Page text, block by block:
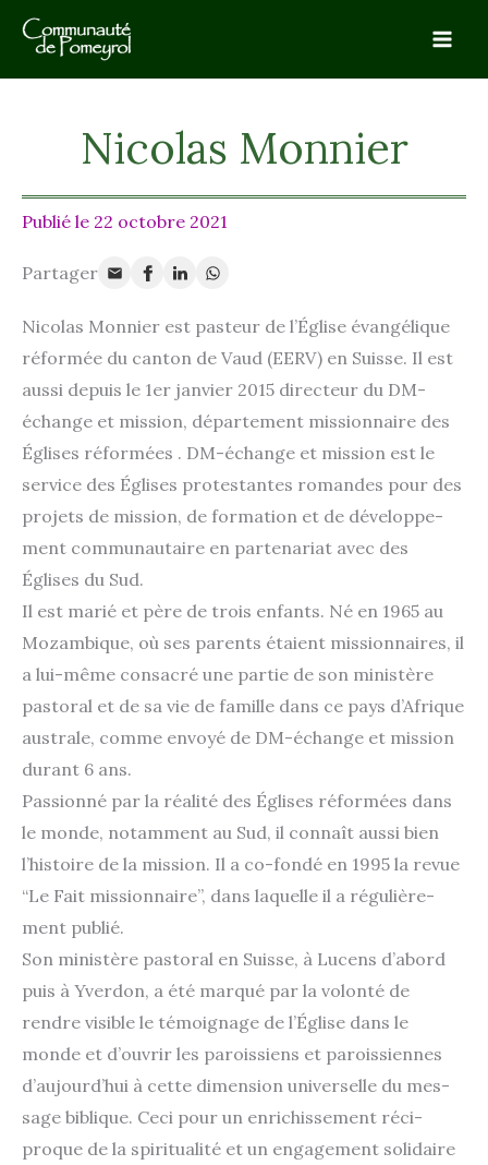
Aller
contenu
Nicolas Monnier
22 octobre 2021
Nicolas Monnier est pas­teur de l’Église évan­gé­lique
réfor­mée du can­ton de Vaud (EERV) en Suisse. Il est
aus­si depuis le 1er jan­vier 2015 direc­teur du DM-
échange et mis­sion, dépar­te­ment mis­sion­naire des
Églises réfor­mées . DM-échange et mis­sion est le
ser­vice des Églises pro­tes­tantes romandes pour des
pro­jets de mis­sion, de for­ma­tion et de déve­lop­pe­
ment com­mu­nau­taire en par­te­na­riat avec des
Églises du Sud.
Il est marié et père de trois enfants. Né en 1965 au
Mozambique, où ses parents étaient mis­sion­naires, il
a lui-même consa­cré une par­tie de son minis­tère
pas­to­ral et de sa vie de famille dans ce pays d’Afrique
aus­trale, comme envoyé de DM-échange et mis­sion
durant 6 ans.
Passionné par la réa­li­té des Églises réfor­mées dans
le monde, notam­ment au Sud, il connaît aus­si bien
l’histoire de la mis­sion. Il a co-fondé en 1995 la revue
“Le Fait mis­sion­naire”, dans laquelle il a régu­liè­re­
ment publié.
Son minis­tère pas­to­ral en Suisse, à Lucens d’abord
puis à Yverdon, a été mar­qué par la volon­té de
rendre visible le témoi­gnage de l’Église dans le
monde et d’ouvrir les parois­siens et parois­siennes
d’aujourd’hui à cette dimen­sion uni­ver­selle du mes­
sage biblique. Ceci pour un enri­chis­se­ment réci­
proque de la spi­ri­tua­li­té et un enga­ge­ment soli­daire